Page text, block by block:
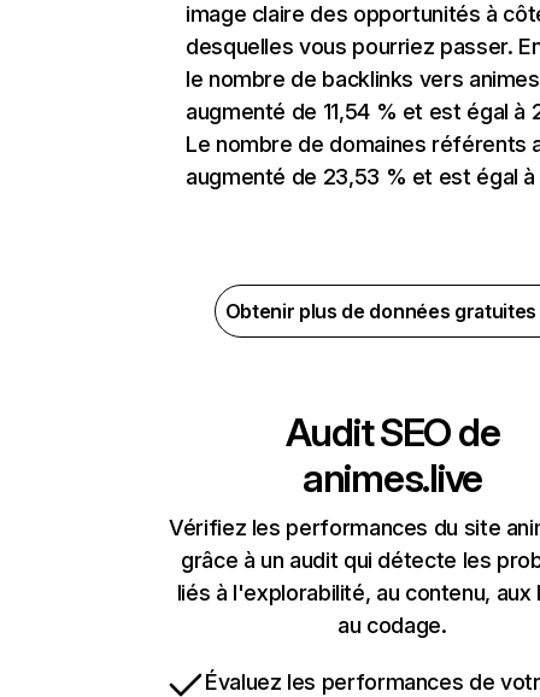
image claire des opportunités à
desquelles vous pourriez passer.
le nombre de backlinks vers
augmenté de 11,54 % et est égal à
Le nombre de domaines référents
augmenté de 23,53 % et est égal à
Obtenir plus de données
Audit SEO de
animes.live
Vérifiez les performances du site
grâce à un audit qui détecte les
liés à l'explorabilité, au contenu, aux
au codage.
Évaluez les performances de